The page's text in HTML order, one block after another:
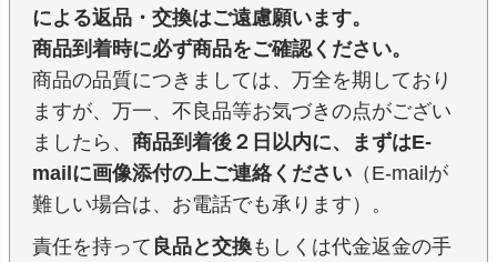
による返品・交換はご遠慮願います。
商品到着時に必ず商品をご確認ください。
商品の品質につきましては、万全を期しており
ますが、万一、不良品等お気づきの点がござい
ましたら、 商品到着後２日以内に、まずはE-
mailに画像添付の上ご連絡ください （E-mailが
難しい場合は、お電話でも承ります）。
責任を持って 良品と交換もしくは代金返金の手